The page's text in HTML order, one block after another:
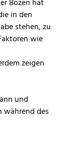
Bozen hat
in den
stehen, zu
wie
zeigen
und
während des